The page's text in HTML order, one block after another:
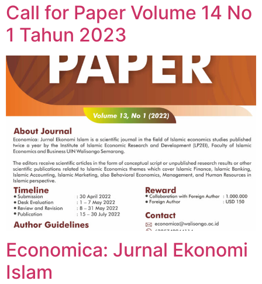
Call for Paper Volume 14 No
1 Tahun 2023
Economica: Jurnal Ekonomi
Islam